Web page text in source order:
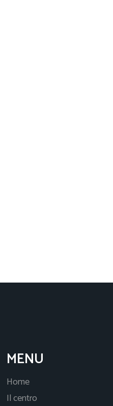
MENU
Home
Il centro